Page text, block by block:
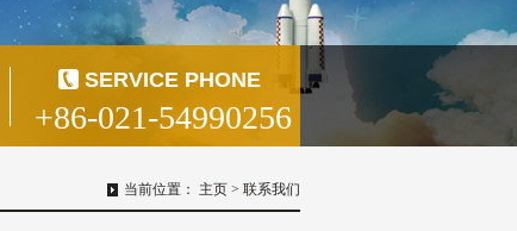
SERVICE PHONE
+86-021-54990256
当前位置： 主页 > 联系我们